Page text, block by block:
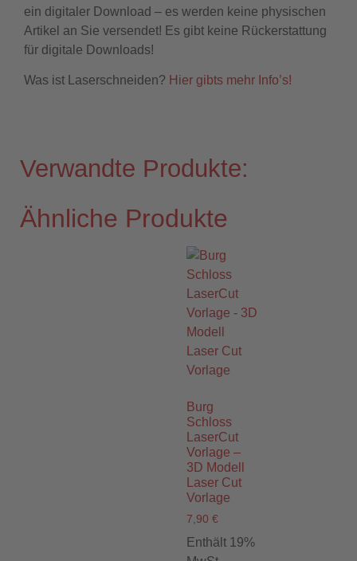
ein digitaler Download – es werden keine physischen
Artikel an Sie versendet! Es gibt keine Rückerstattung
für digitale Downloads!
Was ist Laserschneiden? Hier gibts mehr Info’s!
Verwandte Produkte:
Ähnliche Produkte
Burg
Schloss
LaserCut
Vorlage –
3D Modell
Laser Cut
Vorlage
7,90 €
Enthält 19%